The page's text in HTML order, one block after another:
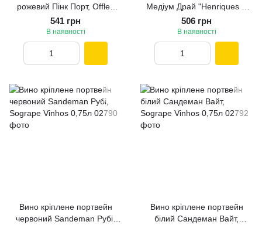
рожевий Пінк Порт, Offley
0,75л
541 грн
В наявності
Медіум Драй "Henriques &
Henriques" 0,5л
506 грн
В наявності
Вино кріплене портвейн
червоний Sandeman Рубі,
Вино кріплене портвейн
білий Сандеман Вайт,